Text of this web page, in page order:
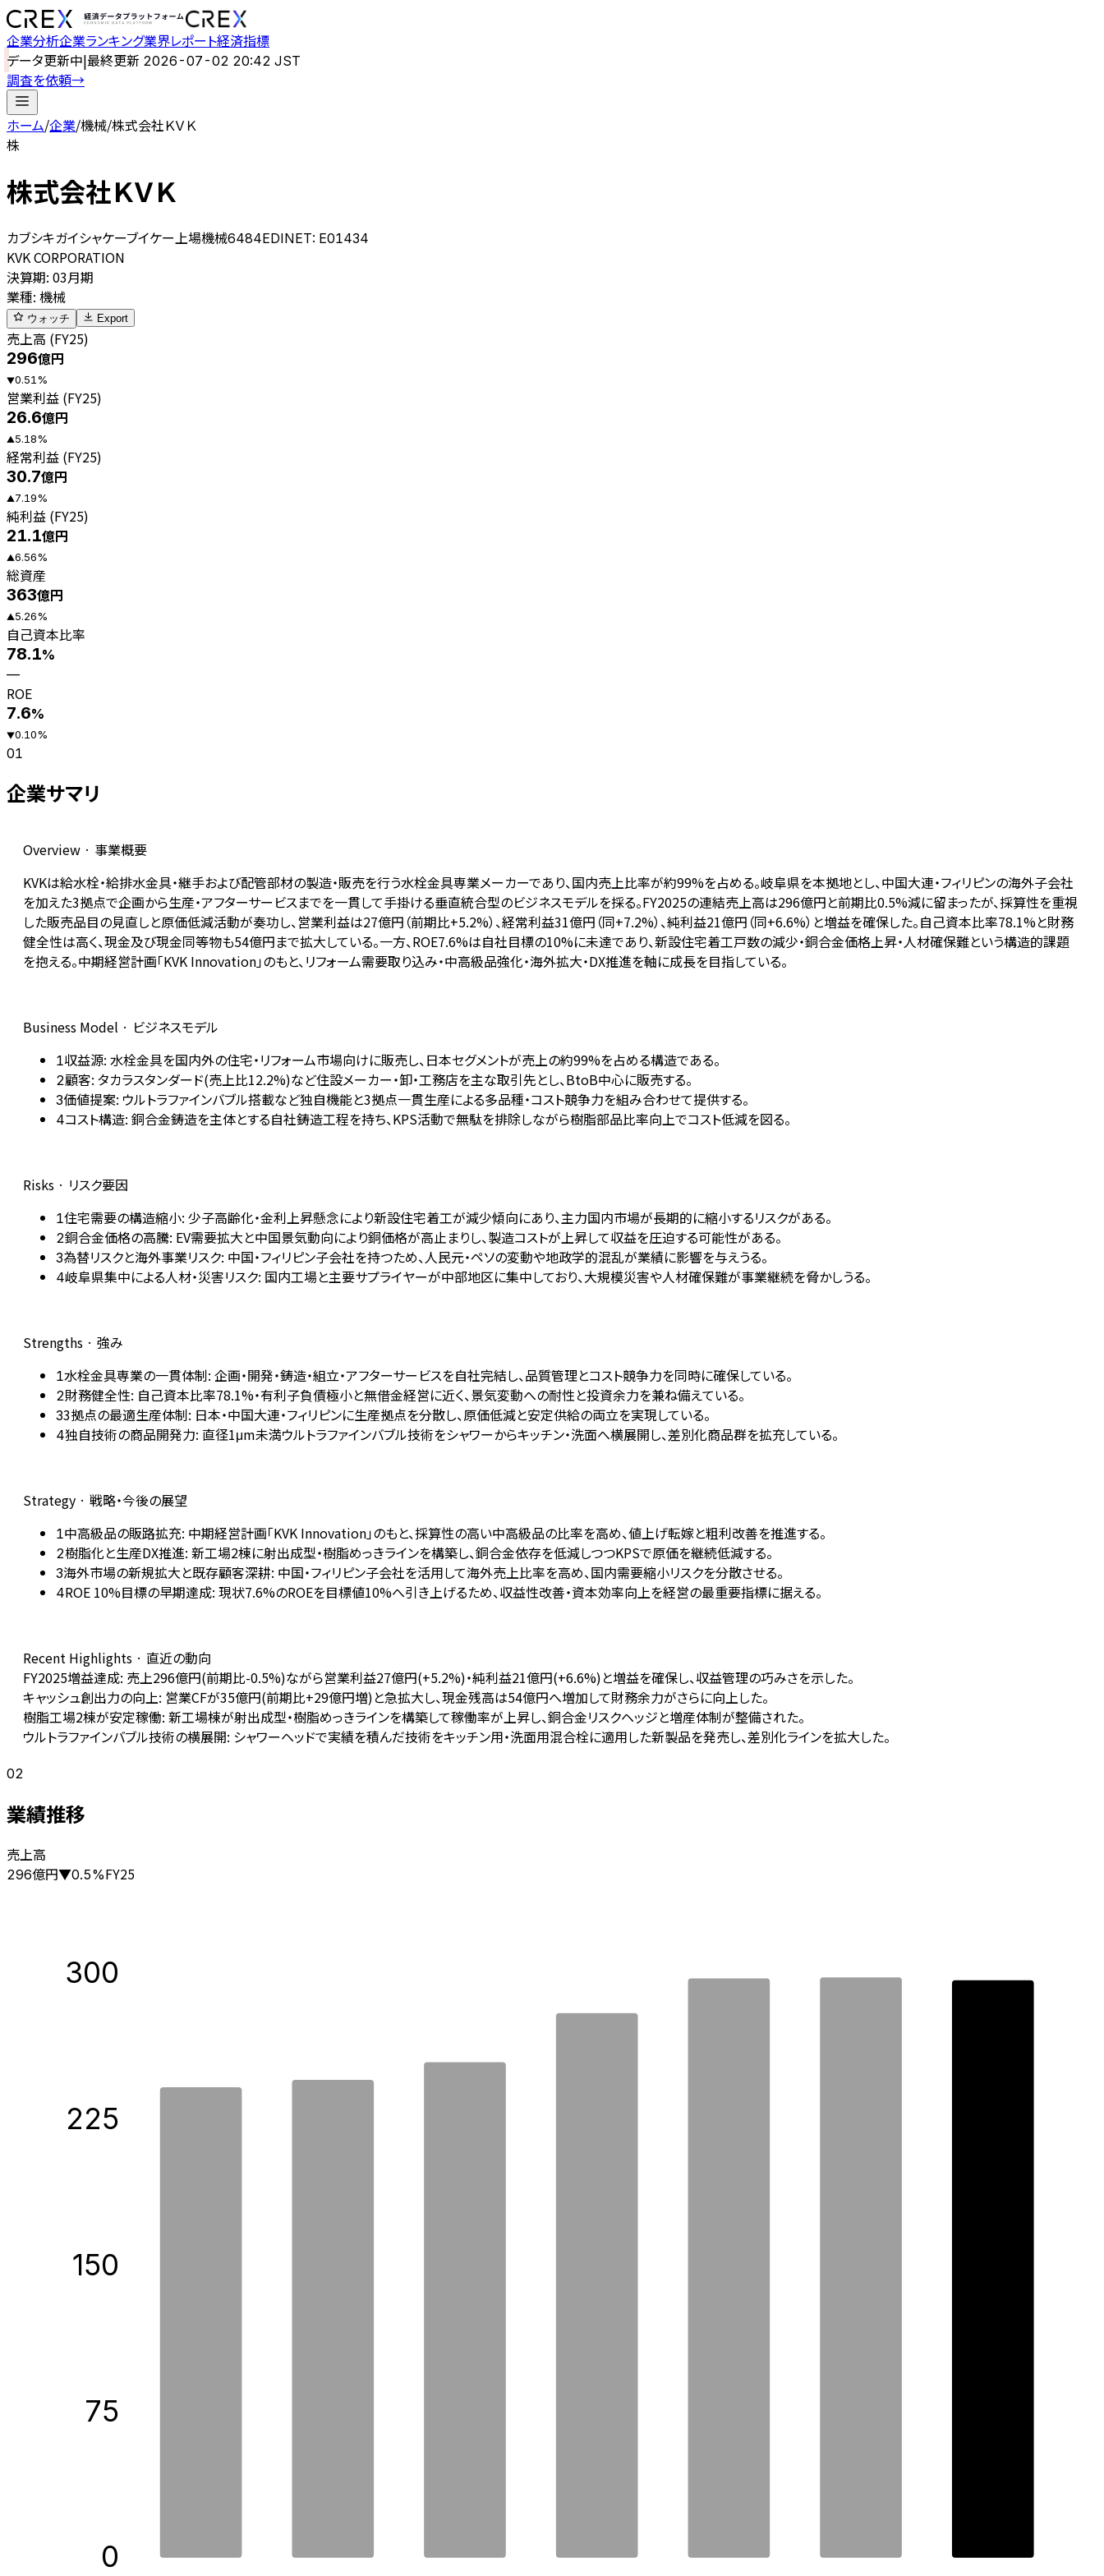
企業分析企業ランキング業界レポート経済指標
データ更新中|最終更新 2026-07-02 20:42 JST
調査を依頼→
ホーム/企業/機械/株式会社ＫＶＫ
株
株式会社ＫＶＫ
カブシキガイシャケーブイケー 上場機械6484EDINET: E01434
KVK CORPORATION
決算期: 03月期
業種: 機械
ウォッチ Export
売上高 (FY25)
296億円
▼0.51 %
営業利益 (FY25)
26.6億円
▲5.18%
経常利益 (FY25)
30.7億円
▲7.19%
純利益 (FY25)
21.1億円
▲6.56%
総資産
363億円
▲5.26%
自己資本比率
78.1%
—
ROE
7.6%
▼0.10%
01
企業サマリ
Overview · 事業概要
KVKは給水栓・給排水金具・継手および配管部材の製造・販売を行う水栓金具専業メーカーであり、国内売上比率が約99%を占める。岐阜県を本拠地とし、中国大連・フィリピンの海外子会社
を加えた3拠点で企画から生産・アフターサービスまでを一貫して手掛ける垂直統合型のビジネスモデルを採る。FY2025の連結売上高は296億円と前期比0.5%減に留まったが、採算性を重視
した販売品目の見直しと原価低減活動が奏功し、営業利益は27億円（前期比+5.2%）、経常利益31億円（同+7.2%）、純利益21億円（同+6.6%）と増益を確保した。自己資本比率78.1%と財務
健全性は高く、現金及び現金同等物も54億円まで拡大している。一方、ROE7.6%は自社目標の10%に未達であり、新設住宅着工戸数の減少・銅合金価格上昇・人材確保難という構造的課題
を抱える。中期経営計画「KVK Innovation」のもと、リフォーム需要取り込み・中高級品強化・海外拡大・DX推進を軸に成長を目指している。
Business Model · ビジネスモデル
1収益源: 水栓金具を国内外の住宅・リフォーム市場向けに販売し、日本セグメントが売上の約99%を占める構造である。
2顧客: タカラスタンダード(売上比12.2%)など住設メーカー・卸・工務店を主な取引先とし、BtoB中心に販売する。
3価値提案: ウルトラファインバブル搭載など独自機能と3拠点一貫生産による多品種・コスト競争力を組み合わせて提供する。
4コスト構造: 銅合金鋳造を主体とする自社鋳造工程を持ち、KPS活動で無駄を排除しながら樹脂部品比率向上でコスト低減を図る。
Risks · リスク要因
1住宅需要の構造縮小: 少子高齢化・金利上昇懸念により新設住宅着工が減少傾向にあり、主力国内市場が長期的に縮小するリスクがある。
2銅合金価格の高騰: EV需要拡大と中国景気動向により銅価格が高止まりし、製造コストが上昇して収益を圧迫する可能性がある。
3為替リスクと海外事業リスク: 中国・フィリピン子会社を持つため、人民元・ペソの変動や地政学的混乱が業績に影響を与えうる。
4岐阜県集中による人材・災害リスク: 国内工場と主要サプライヤーが中部地区に集中しており、大規模災害や人材確保難が事業継続を脅かしうる。
Strengths · 強み
1水栓金具専業の一貫体制: 企画・開発・鋳造・組立・アフターサービスを自社完結し、品質管理とコスト競争力を同時に確保している。
2財務健全性: 自己資本比率78.1%・有利子負債極小と無借金経営に近く、景気変動への耐性と投資余力を兼ね備えている。
33拠点の最適生産体制: 日本・中国大連・フィリピンに生産拠点を分散し、原価低減と安定供給の両立を実現している。
4独自技術の商品開発力: 直径1μm未満ウルトラファインバブル技術をシャワーからキッチン・洗面へ横展開し、差別化商品群を拡充している。
Strategy · 戦略・今後の展望
1中高級品の販路拡充: 中期経営計画「KVK Innovation」のもと、採算性の高い中高級品の比率を高め、値上げ転嫁と粗利改善を推進する。
2樹脂化と生産DX推進: 新工場2棟に射出成型・樹脂めっきラインを構築し、銅合金依存を低減しつつKPSで原価を継続低減する。
3海外市場の新規拡大と既存顧客深耕: 中国・フィリピン子会社を活用して海外売上比率を高め、国内需要縮小リスクを分散させる。
4ROE 10%目標の早期達成: 現状7.6%のROEを目標値10%へ引き上げるため、収益性改善・資本効率向上を経営の最重要指標に据える。
Recent Highlights · 直近の動向
FY2025増益達成: 売上296億円(前期比-0.5%)ながら営業利益27億円(+5.2%)・純利益21億円(+6.6%)と増益を確保し、収益管理の巧みさを示した。
キャッシュ創出力の向上: 営業CFが35億円(前期比+29億円増)と急拡大し、現金残高は54億円へ増加して財務余力がさらに向上した。
樹脂工場2棟が安定稼働: 新工場棟が射出成型・樹脂めっきラインを構築して稼働率が上昇し、銅合金リスクヘッジと増産体制が整備された。
ウルトラファインバブル技術の横展開: シャワーヘッドで実績を積んだ技術をキッチン用・洗面用混合栓に適用した新製品を発売し、差別化ラインを拡大した。
02
業績推移
売上高
296億円▼0.5%FY25
0
75
150
225
300